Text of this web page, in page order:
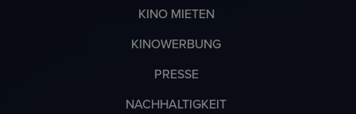
KINO MIETEN
KINOWERBUNG
PRESSE
NACHHALTIGKEIT